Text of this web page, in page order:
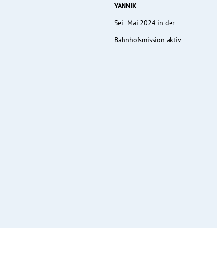
YANNIK
Seit Mai 2024 in der
Bahnhofsmission aktiv